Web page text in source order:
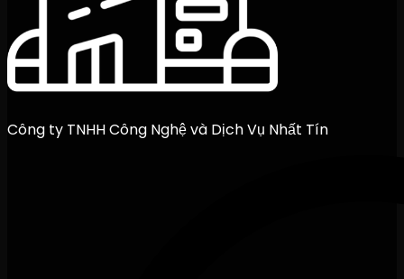
Công ty TNHH Công Nghệ và Dịch Vụ Nhất Tín